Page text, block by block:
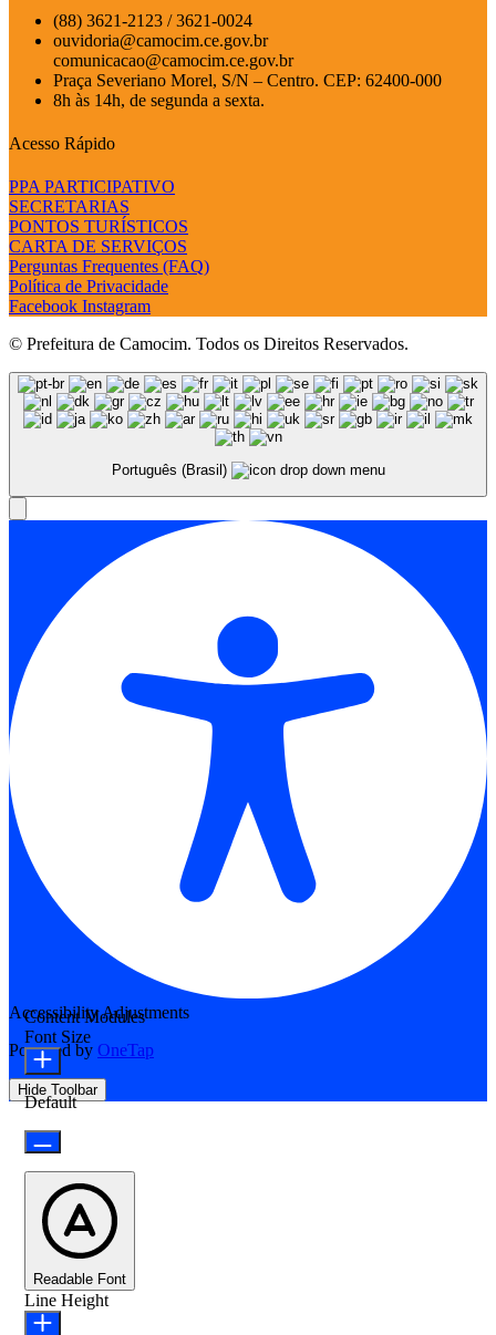
(88) 3621-2123 / 3621-0024
ouvidoria@camocim.ce.gov.br
comunicacao@camocim.ce.gov.br
Praça Severiano Morel, S/N – Centro. CEP: 62400-000
8h às 14h, de segunda a sexta.
Acesso Rápido
PPA PARTICIPATIVO
SECRETARIAS
PONTOS TURÍSTICOS
CARTA DE SERVIÇOS
Perguntas Frequentes (FAQ)
Política de Privacidade
Facebook Instagram
© Prefeitura de Camocim. Todos os Direitos Reservados.
Português (Brasil)
Accessibility Adjustments
Powered by OneTap
Hide Toolbar
Content Modules
Font Size
Default
Readable Font
Line Height